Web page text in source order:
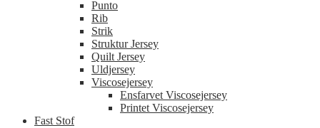
Punto
Rib
Strik
Struktur Jersey
Quilt Jersey
Uldjersey
Viscosejersey
Ensfarvet Viscosejersey
Printet Viscosejersey
Fast Stof